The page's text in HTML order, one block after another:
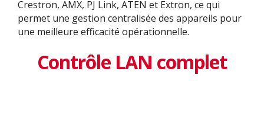
Crestron, AMX, PJ Link, ATEN et Extron, ce qui
permet une gestion centralisée des appareils pour
une meilleure efficacité opérationnelle.
Contrôle LAN complet